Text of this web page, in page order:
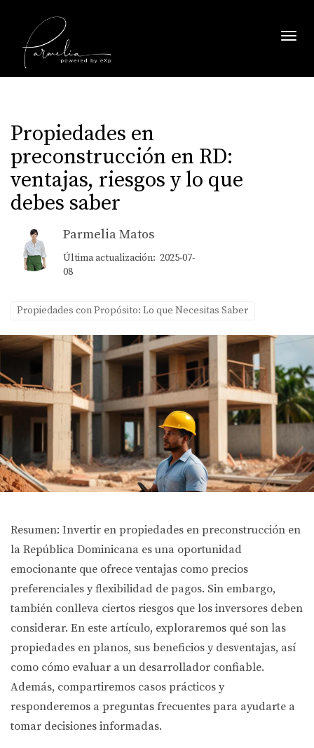
Propiedades en
preconstrucción en RD:
ventajas, riesgos y lo que
debes saber
Parmelia Matos
Última actualización: 2025-07-
08
Propiedades con Propósito: Lo que Necesitas Saber
Resumen: Invertir en propiedades en preconstrucción en
la República Dominicana es una oportunidad
emocionante que ofrece ventajas como precios
preferenciales y flexibilidad de pagos. Sin embargo,
también conlleva ciertos riesgos que los inversores deben
considerar. En este artículo, exploraremos qué son las
propiedades en planos, sus beneficios y desventajas, así
como cómo evaluar a un desarrollador confiable.
Además, compartiremos casos prácticos y
responderemos a preguntas frecuentes para ayudarte a
tomar decisiones informadas.